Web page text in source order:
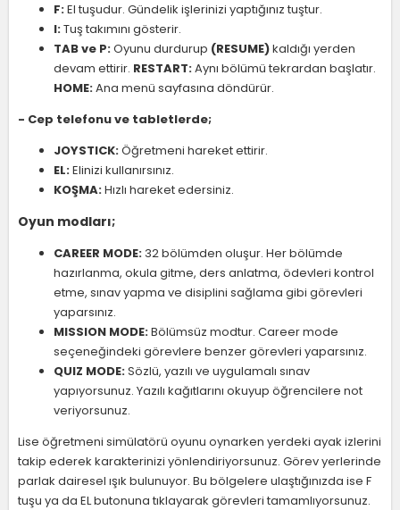
F:El tuşudur. Gündelik işlerinizi yaptığınız tuştur.
I:Tuş takımını gösterir.
TAB ve P:Oyunu durdurup (RESUME)kaldığı yerden
devam ettirir. RESTART:Aynı bölümü tekrardan başlatır.
HOME:Ana menü sayfasına döndürür.
- Cep telefonu ve tabletlerde;
JOYSTICK:Öğretmeni hareket ettirir.
EL:Elinizi kullanırsınız.
KOŞMA:Hızlı hareket edersiniz.
Oyun modları;
CAREER MODE: 32 bölümden oluşur. Her bölümde
hazırlanma, okula gitme, ders anlatma, ödevleri kontrol
etme, sınav yapma ve disiplini sağlama gibi görevleri
yaparsınız.
MISSION MODE:Bölümsüz modtur. Career mode
seçeneğindeki görevlere benzer görevleri yaparsınız.
QUIZ MODE:Sözlü, yazılı ve uygulamalı sınav
yapıyorsunuz. Yazılı kağıtlarını okuyup öğrencilere not
veriyorsunuz.
Lise öğretmeni simülatörü oyunu oynarken yerdeki ayak izlerini
takip ederek karakterinizi yönlendiriyorsunuz. Görev yerlerinde
parlak dairesel ışık bulunuyor. Bu bölgelere ulaştığınızda ise F
tuşu ya da EL butonuna tıklayarak görevleri tamamlıyorsunuz.